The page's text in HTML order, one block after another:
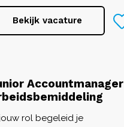
Bekijk vacature
Accountmanager
rol begeleid je